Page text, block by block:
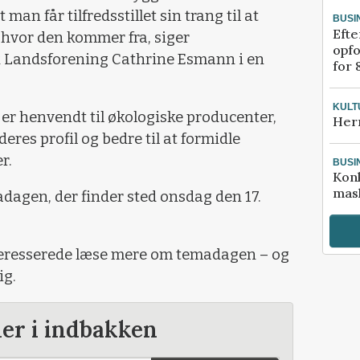
man får tilfredsstillet sin trang til at
den kommer fra, siger
Cathrine Esmann i en
henvendt til økologiske producenter,
profil og bedre til at formidle
der finder sted onsdag den 17.
læse mere om temadagen – og
i indbakken
for